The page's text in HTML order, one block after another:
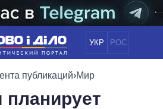
УКР РОС
НОВОСТИ
ПОЛИТИКА
ОБЕЩАНИЯ
публикаций›Мир
планирует